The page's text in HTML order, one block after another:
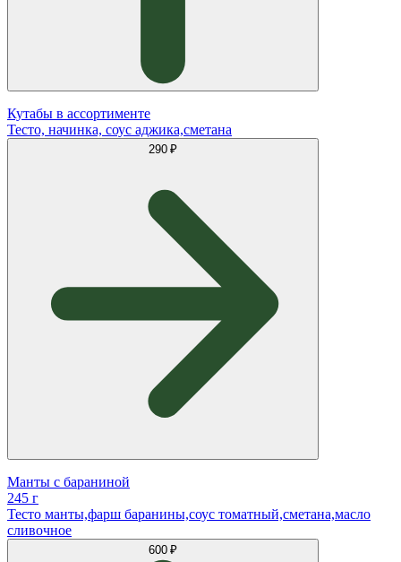
Кутабы в ассортименте
Тесто, начинка, соус аджика,сметана
290 ₽
Манты с бараниной
245 г
Тесто манты,фарш баранины,соус томатный,сметана,масло
сливочное
600 ₽